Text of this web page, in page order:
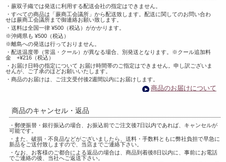
・蕨双子織では発送に利用する配送会社の指定はできません。
・すべての商品は「蕨商工会議所」から配送致します。配送に関してのお問い合わ
せは蕨商工会議所まで御連絡お願い致します。
・送料は全国一律 ¥500（税込）がかかります。
※沖縄県も ¥500（税込）
※離島への発送は行っておりません。
・配送温度帯（常温・クール）が異なる場合、別発送となります。※クール追加料
金 +¥216（税込）
・お届け日時の指定について お届け時間帯のご指定はできません。申し訳ございま
せんが、ご了承のほどお願いいたします。
・商品のお届けは、ご注文受付後2週間以内にお届けします。
商品のお届けについて
商品のキャンセル・返品
・郵便振替・銀行振込の場合、お振込前でご注文後7日以内であれば、キャンセルが
可能です。
・また、破損・不良品などがございましたら、送料・手数料ともに弊社負担で早急に
新品をご送付致しますので、当店までご連絡下さい。
・なお、お客様のご都合による返品の場合は、商品到着後8日以内に、事前にお電話
でご連絡の後、当社へご返送下さい。